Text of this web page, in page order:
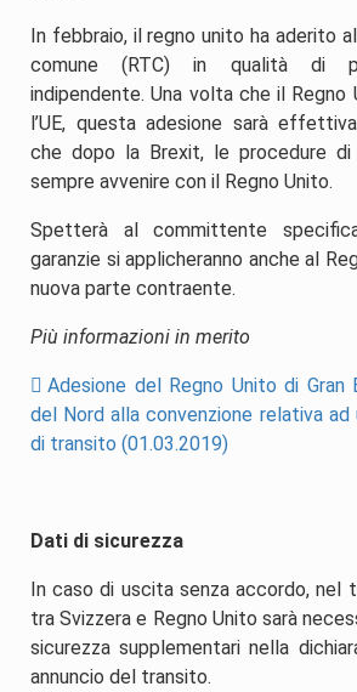
In febbraio, il regno unito ha aderito
comune (RTC) in qualità di
indipendente. Una volta che il Regno
l’UE, questa adesione sarà
che dopo la Brexit, le procedure di
sempre avvenire con il Regno Unito.
Spetterà al committente
garanzie si applicheranno anche al
nuova parte contraente.
Più informazioni in merito
Adesione del Regno Unito di Gran
del Nord alla convenzione relativa ad
di transito (01.03.2019)
Dati di sicurezza
In caso di uscita senza accordo, nel
tra Svizzera e Regno Unito sarà
sicurezza supplementari nella
annuncio del transito.